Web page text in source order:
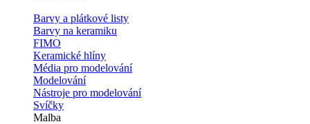
Barvy a plátkové listy
Barvy na keramiku
FIMO
Keramické hlíny
Média pro modelování
Modelování
Nástroje pro modelování
Svíčky
Malba